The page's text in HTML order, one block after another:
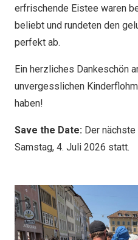
erfrischende Eistee waren
beliebt und rundeten den
perfekt ab.
Ein herzliches Dankeschön
unvergesslichen
haben!
Save the Date: Der
Samstag, 4. Juli 2026 statt.